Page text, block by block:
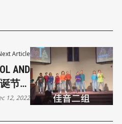
Article
AND
诞节联
欢晚会
12, 2022